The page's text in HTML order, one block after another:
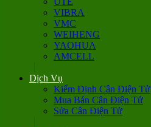
VIBRA
VMC
WEIHENG
YAOHUA
AMCELL
Dịch Vụ
Kiểm Định Cân Điện Tử
Mua Bán Cân Điện Tử
Sửa Cân Điện Tử